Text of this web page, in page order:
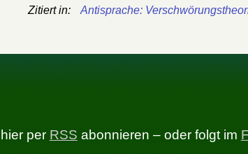
Zitiert in: Antisprache:
per RSS abonnieren – oder folgt im